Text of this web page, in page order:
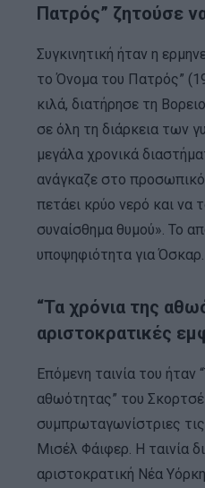
Πατρός” ζητούσε
Συγκινητική ήταν η
το Όνομα του Πατρός”
κιλά, διατήρησε τη
σε όλη τη διάρκεια των
μεγάλα χρονικά
ανάγκαζε στο προσωπικό
πετάει κρύο νερό και να
συναίσθημα θυμού». Το
υποψηφιότητα για Όσκαρ.
“Τα χρόνια της
αριστοκρατικές
Επόμενη ταινία του ήταν
αθωότητας” του
συμπρωταγωνίστριες
Μισέλ Φάιφερ. Η ταινία
αριστοκρατική Νέα